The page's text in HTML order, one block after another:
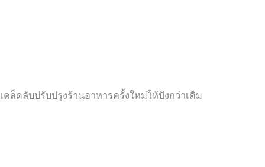
เคล็ดลับปรับปรุงร้านอาหารครั้งใหม่ให้ปังกว่าเดิม